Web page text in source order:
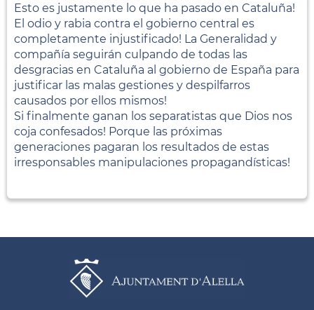
Esto es justamente lo que ha pasado en Cataluña!
El odio y rabia contra el gobierno central es
completamente injustificado! La Generalidad y
compañía seguirán culpando de todas las
desgracias en Cataluña al gobierno de España para
justificar las malas gestiones y despilfarros
causados por ellos mismos!
Si finalmente ganan los separatistas que Dios nos
coja confesados! Porque las próximas
generaciones pagaran los resultados de estas
irresponsables manipulaciones propagandísticas!